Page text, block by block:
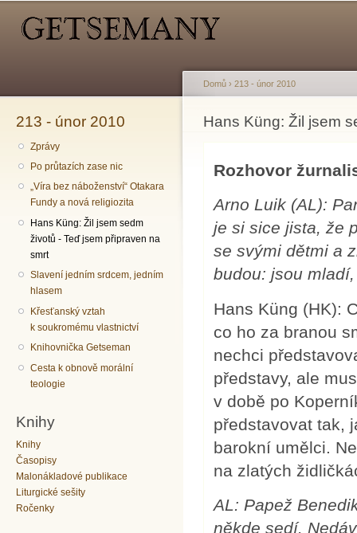
213 - únor 2010
Zprávy
Po průtazích zase nic
„Víra bez náboženství“ Otakara
Fundy a nová religiozita
Hans Küng: Žil jsem sedm
životů - Teď jsem připraven na
smrt
Slavení jedním srdcem, jedním
hlasem
Křesťanský vztah
k soukromému vlastnictví
Knihovnička Getseman
Cesta k obnově morální
teologie
Knihy
Knihy
Časopisy
Malonákladové publikace
Liturgické sešity
Ročenky
Jste zde
Domů › 213 - únor 2010
Hans Küng: Žil jsem
Rozhovor
Arno Luik (AL):
je si sice jista, že
se svými dětmi a
budou: jsou
Hans Küng (HK):
co ho za branou
nechci
představy, ale
v době po
představovat tak,
barokní umělci.
na zlatých
AL: Papež
někde sedí.